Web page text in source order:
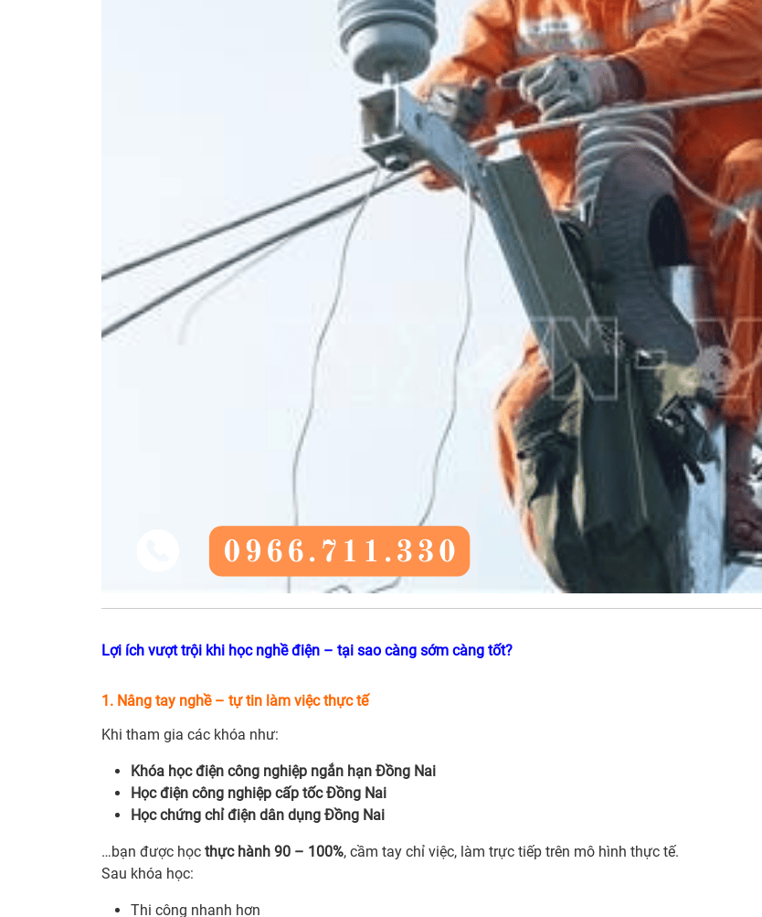
Lợi ích vượt trội khi học nghề điện – tại sao càng sớm càng tốt?
1. Nâng tay nghề – tự tin làm việc thực tế
Khi tham gia các khóa như:
Khóa học điện công nghiệp ngắn hạn Đồng Nai
Học điện công nghiệp cấp tốc Đồng Nai
Học chứng chỉ điện dân dụng Đồng Nai
…bạn được học thực hành 90 – 100%, cầm tay chỉ việc, làm trực tiếp trên mô hình thực tế.
Sau khóa học:
Thi công nhanh hơn